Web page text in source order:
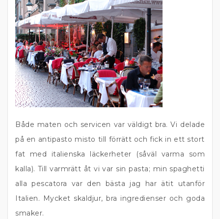
Både maten och servicen var väldigt bra. Vi delade
på en antipasto misto till förrätt och fick in ett stort
fat med italienska läckerheter (såväl varma som
kalla). Till varmrätt åt vi var sin pasta; min spaghetti
alla pescatora var den bästa jag har ätit utanför
Italien. Mycket skaldjur, bra ingredienser och goda
smaker.